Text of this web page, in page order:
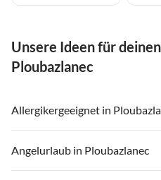
Unsere Ideen für
Ploubazlanec
Allergikergeeignet in
Angelurlaub in Ploubazlanec